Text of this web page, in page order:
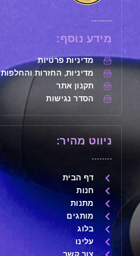
מידע נוסף:
מדיניות פרטיות
מדיניות, החזרות והחלפות
תקנון אתר
הסדר נגישות
ניווט מהיר:
דף הבית
חנות
מתנות
מותגים
בלוג
עלינו